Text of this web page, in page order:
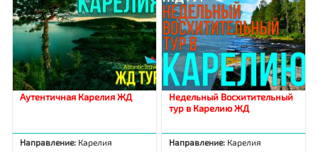
Аутентичная Карелия ЖД
Направление: Карелия
Недельный Восхитительный
тур в Карелию ЖД
Направление: Карелия